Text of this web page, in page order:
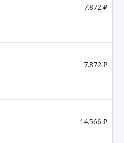
7.872 ₽
7.872 ₽
14.566 ₽